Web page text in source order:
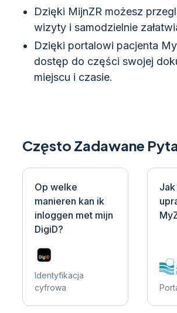
Dzięki MijnZR możesz
wizyty i samodzielnie
Dzięki portalowi pacjenta
dostęp do części swojej
miejscu i czasie.
Często Zadawane
Op welke
manieren kan ik
inloggen met mijn
DigiD?
Identyfikacja
cyfrowa